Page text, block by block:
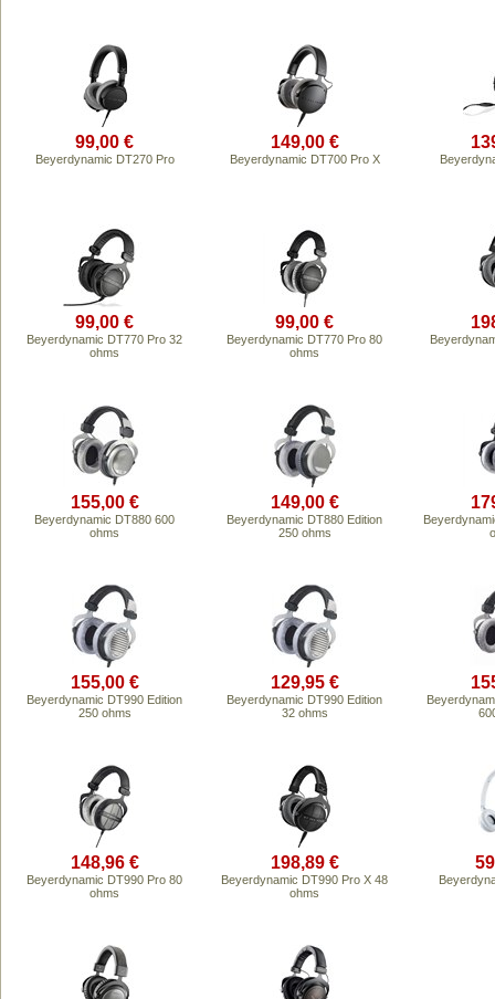
99,00 €
Beyerdynamic DT270 Pro
149,00 €
Beyerdynamic DT700 Pro X
99,00 €
Beyerdynamic DT770 Pro 32
ohms
99,00 €
Beyerdynamic DT770 Pro 80
ohms
155,00 €
Beyerdynamic DT880 600
ohms
149,00 €
Beyerdynamic DT880 Edition
250 ohms
155,00 €
Beyerdynamic DT990 Edition
250 ohms
129,95 €
Beyerdynamic DT990 Edition
32 ohms
148,96 €
Beyerdynamic DT990 Pro 80
ohms
198,89 €
Beyerdynamic DT990 Pro X 48
ohms